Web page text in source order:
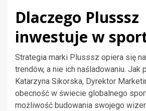
Dlaczego Plusssz
inwestuje w
Strategia marki Plusssz opiera się
trendów, a nie ich naśladowaniu. Jak
Katarzyna Sikorska, Dyrektor
obecność w świecie globalnego
możliwość budowania swojego